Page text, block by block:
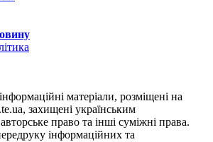
матеріали, розміщені на
захищені українським
право та інші суміжні права.
інформаційних та